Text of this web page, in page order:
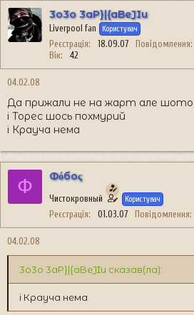
3o3o 3aP}|{aBeJIu
Liverpool fan Користувач
Реєстрація 18.09.07 Повідомлення
Вік
42
04.02.08
Да прижали не на жарт але шото
і Торес шось похмурий
і Крауча нема
Ф Фόбоς
Чистокровный Користувач
Реєстрація 01.03.07 Повідомлення
04.02.08
3o3o 3aP}|{aBeJIu сказав(ла):
і Крауча нема